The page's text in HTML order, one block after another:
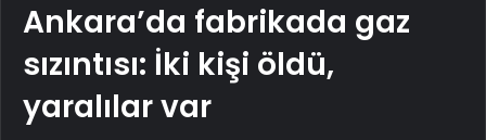
Ankara’da fabrikada gaz
sızıntısı: İki kişi öldü,
yaralılar var